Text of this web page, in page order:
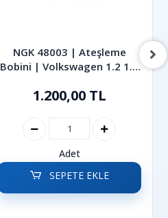
NGK 48003 | Ateşleme
Bobini | Volkswagen 1.2 1.4
Polo Passat 2002-2014
1.200,00 TL
Adet
SEPETE EKLE